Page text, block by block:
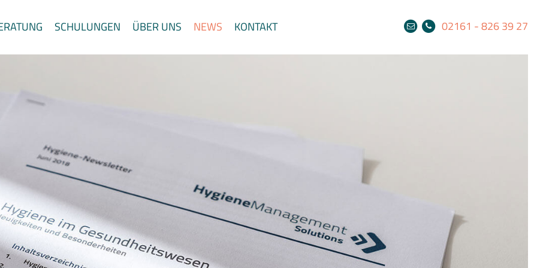
SCHULUNGEN ÜBER UNS NEWS KONTAKT 02161 - 826 39 27